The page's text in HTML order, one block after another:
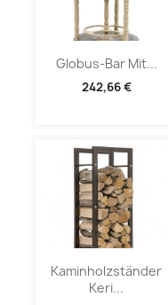
Globus-Bar Mit...
242,66 €
Kaminholzständer
Keri...